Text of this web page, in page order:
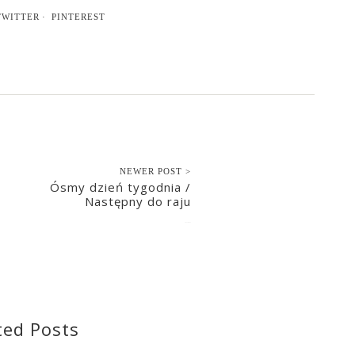
PINTEREST
NEWER POST >
Ósmy dzień tygodnia /
Następny do raju
Posts